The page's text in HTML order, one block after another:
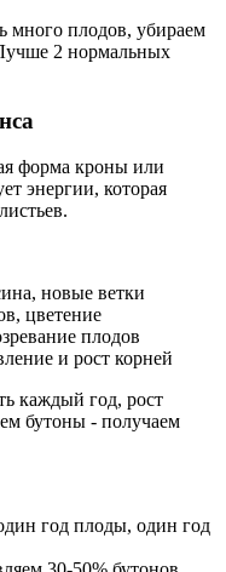
много плодов, убираем
2 нормальных
форма кроны или
энергии, которая
новые ветки
цветение
плодов
и рост корней
каждый год, рост
бутоны - получаем
год плоды, один год